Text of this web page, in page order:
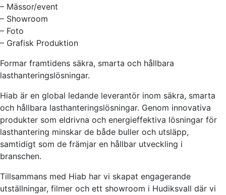
– Mässor/event
– Showroom
– Foto
– Grafisk Produktion
Formar framtidens säkra, smarta och hållbara
lasthanteringslösningar.
Hiab är en global ledande leverantör inom säkra, smarta
och hållbara lasthanteringslösningar. Genom innovativa
produkter som eldrivna och energieffektiva lösningar för
lasthantering minskar de både buller och utsläpp,
samtidigt som de främjar en hållbar utveckling i
branschen.
Tillsammans med Hiab har vi skapat engagerande
utställningar, filmer och ett showroom i Hudiksvall där vi